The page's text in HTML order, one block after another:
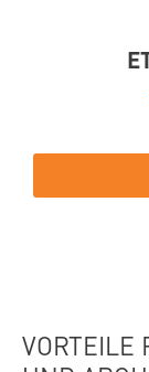
VORTEILE